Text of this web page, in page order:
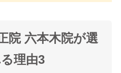
院 六本木院が選
理由3